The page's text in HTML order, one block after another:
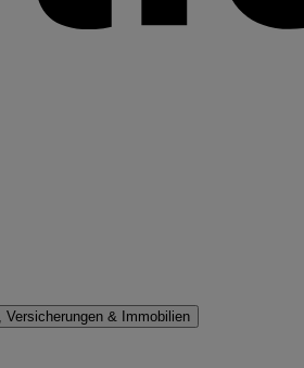
Versicherungen & Immobilien